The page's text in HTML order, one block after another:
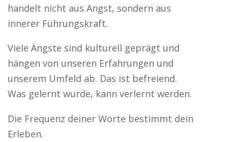
handelt nicht aus Angst, sondern aus
innerer Führungskraft.
Viele Ängste sind kulturell geprägt und
hängen von unseren Erfahrungen und
unserem Umfeld ab. Das ist befreiend.
Was gelernt wurde, kann verlernt werden.
Die Frequenz deiner Worte bestimmt dein
Erleben.